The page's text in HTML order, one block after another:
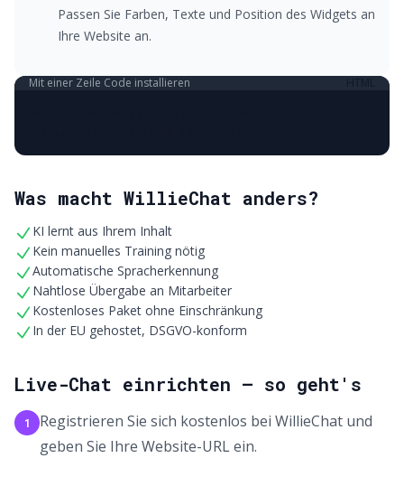
Passen Sie Farben, Texte und Position des Widgets an
Ihre Website an.
Mit einer Zeile Code installieren
Was macht WillieChat anders?
KI lernt aus Ihrem Inhalt
Kein manuelles Training nötig
Automatische Spracherkennung
Nahtlose Übergabe an Mitarbeiter
Kostenloses Paket ohne Einschränkung
In der EU gehostet, DSGVO-konform
Live-Chat einrichten – so geht's
1
Registrieren Sie sich kostenlos bei WillieChat und
geben Sie Ihre Website-URL ein.